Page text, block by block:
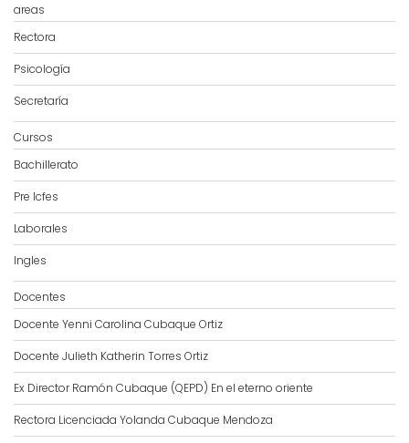
areas
Rectora
Psicología
Secretaría
Cursos
Bachillerato
Pre Icfes
Laborales
Ingles
Docentes
Docente Yenni Carolina Cubaque Ortiz
Docente Julieth Katherin Torres Ortiz
Ex Director Ramón Cubaque (QEPD) En el eterno oriente
Rectora Licenciada Yolanda Cubaque Mendoza